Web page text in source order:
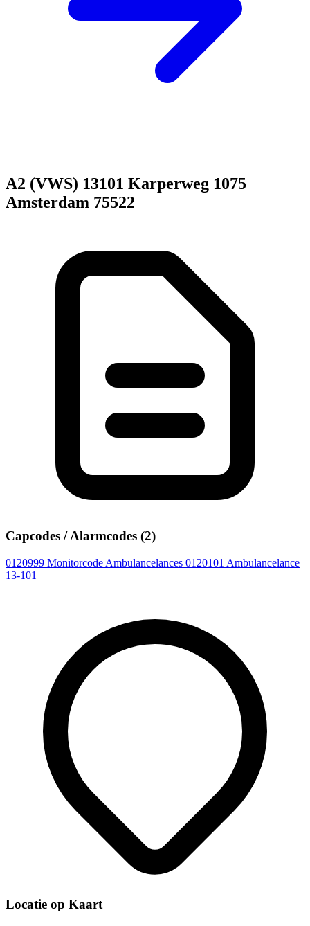
A2 (VWS) 13101 Karperweg 1075
Amsterdam 75522
Capcodes / Alarmcodes (2)
0120999 Monitorcode Ambulancelances 0120101 Ambulancelance
13-101
Locatie op Kaart